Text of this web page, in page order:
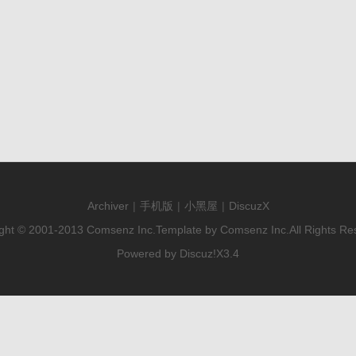
Archiver | 手机版 | 小黑屋 | DiscuzX
© 2001-2013 Comsenz Inc. Template by Comsenz Inc. All Rights
Powered by Discuz!X3.4